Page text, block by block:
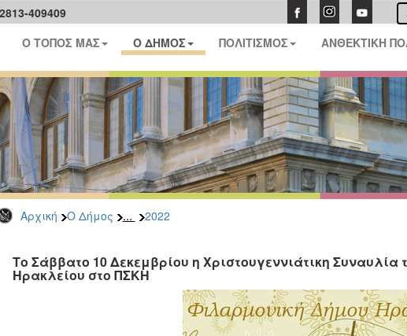
409409
Ο ΤΟΠΟΣ ΜΑΣ Ο ΔΗΜΟΣ ΠΟΛΙΤΙΣΜΟΣ ΑΝΘΕΚΤΙΚΗ
Αρχική Ο Δήμος ... 2022
Το Σάββατο 10 Δεκεμβρίου η Χριστουγεννιάτικη
Ηρακλείου στο ΠΣΚΗ